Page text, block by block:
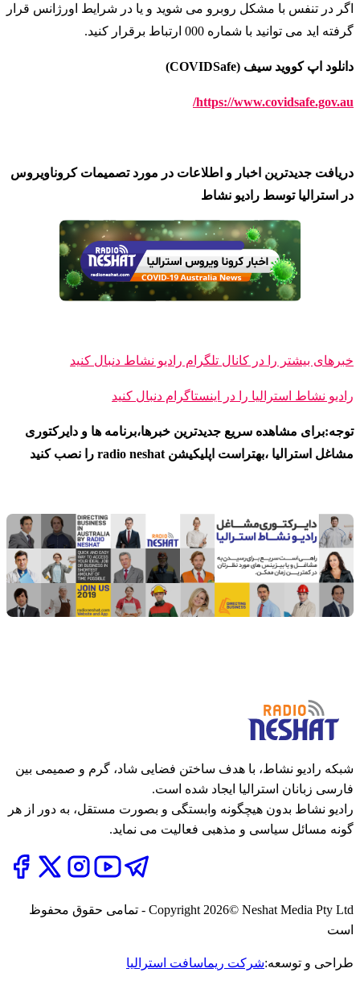
اگر در تنفس با مشکل روبرو می شوید و یا در شرایط اورژانس قرار
گرفته اید می توانید با شماره 000 ارتباط برقرار کنید
.
دانلود اپ کووید سیف (COVIDSafe)
https://www.covidsafe.gov.au/
دریافت جدیدترین اخبار و اطلاعات در مورد تصمیمات کروناویروس
در استرالیا توسط رادیو نشاط
خبرهای بیشتر را در کانال تلگرام رادیو نشاط دنبال کنید
رادیو نشاط ا سترالیا را در اینستاگرام دنبال کنید
توجه:برای مشاهده سریع جدیدترین خبرها،برنامه ها و دایرکتوری
مشاغل استرالیا ،بهتراست اپلیکیشن radio neshat را نصب کنید
شبکه رادیو نشاط، با هدف ساختن فضایی شاد، گرم و صمیمی بین
فارسی زبانان استرالیا ایجاد شده است.
رادیو نشاط بدون هیچگونه وابستگی و بصورت مستقل، به دور از هر
گونه مسائل سیاسی و مذهبی فعالیت می نماید.
Copyright2026
© Neshat Media Pty Ltd - تمامی حقوق محفوظ
است
طراحی و توسعه:شرکت ریماسافت استرالیا